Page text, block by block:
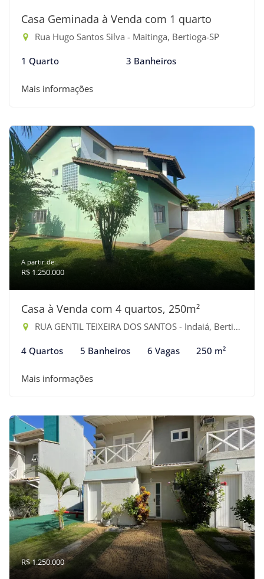
Casa Geminada à Venda com 1 quarto
Rua Hugo Santos Silva - Maitinga, Bertioga-SP
1 Quarto 3 Banheiros
Mais informações
A partir de:
R$ 1.250.000
Casa à Venda com 4 quartos, 250m²
RUA GENTIL TEIXEIRA DOS SANTOS - Indaiá, Bertioga-SP
4 Quartos 5 Banheiros 6 Vagas 250 m²
Mais informações
R$ 1.250.000